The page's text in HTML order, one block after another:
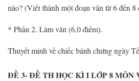
nào? (Viết thành một đoạn văn từ 6 đến 8
* Phần 2. Làm văn (6,0 điểm).
Thuyết minh về chiếc bánh chưng ngày
ĐỀ 3- ĐỀ TH HỌC KÌ I LỚP 8 MÔN